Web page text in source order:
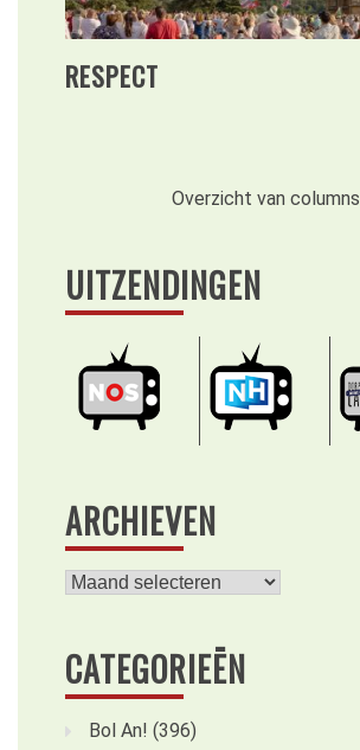
RESPECT
Overzicht van columns
UITZENDINGEN
ARCHIEVEN
Archieven
CATEGORIEËN
Bol An! (396)